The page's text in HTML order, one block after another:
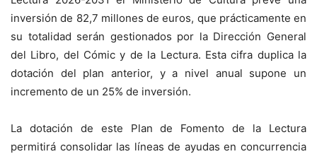
inversión de 82,7 millones de euros, que prácticamente en
su totalidad serán gestionados por la Dirección General
del Libro, del Cómic y de la Lectura. Esta cifra duplica la
dotación del plan anterior, y a nivel anual supone un
incremento de un 25% de inversión.
La dotación de este Plan de Fomento de la Lectura
permitirá consolidar las líneas de ayudas en concurrencia